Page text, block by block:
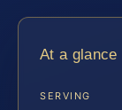
At a glance
SERVING